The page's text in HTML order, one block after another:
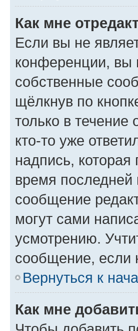
Как мне
Если вы не
конференции, вы
собственные
щёлкнув по
только в течение
кто-то уже
надпись, которая
время последней
сообщение
могут сами
усмотрению.
сообщение, если
Вернуться к
Как мне